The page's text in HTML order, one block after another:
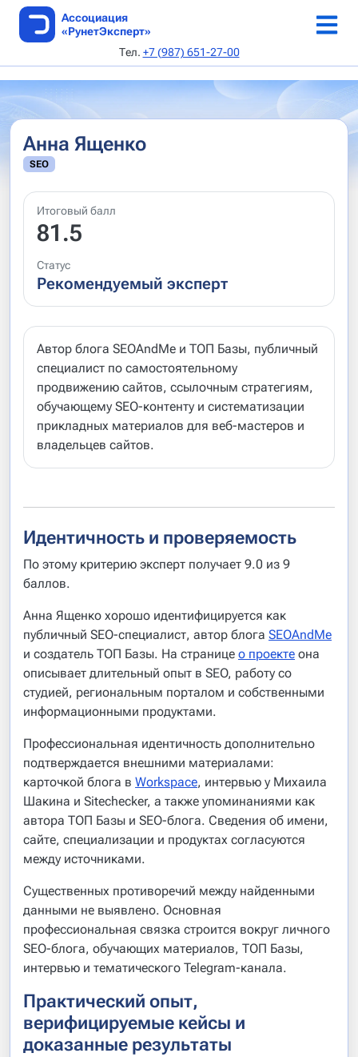
Ассоциация
«РунетЭксперт»
Тел. +7 (987) 651-27-00
Анна Ященко
SEO
Итоговый балл
81.5
Статус
Рекомендуемый эксперт
Автор блога SEOAndMe и ТОП Базы, публичный
специалист по самостоятельному
продвижению сайтов, ссылочным стратегиям,
обучающему SEO-контенту и систематизации
прикладных материалов для веб-мастеров и
владельцев сайтов.
Идентичность и проверяемость
По этому критерию эксперт получает 9.0 из 9
баллов.
Анна Ященко хорошо идентифицируется как
публичный SEO-специалист, автор блога SEOAndMe
и создатель ТОП Базы. На странице о проекте она
описывает длительный опыт в SEO, работу со
студией, региональным порталом и собственными
информационными продуктами.
Профессиональная идентичность дополнительно
подтверждается внешними материалами:
карточкой блога в Workspace, интервью у Михаила
Шакина и Sitechecker, а также упоминаниями как
автора ТОП Базы и SEO-блога. Сведения об имени,
сайте, специализации и продуктах согласуются
между источниками.
Существенных противоречий между найденными
данными не выявлено. Основная
профессиональная связка строится вокруг личного
SEO-блога, обучающих материалов, ТОП Базы,
интервью и тематического Telegram-канала.
Практический опыт,
верифицируемые кейсы и
доказанные результаты
SEO AI специалисты
Архив рейтингов
Архив методик
Критерии
Подать заявку
Апелляция
Каталог веб-студий
Реестр сертификатов
Онлайн-конференция 5-6 июня 2026 г
Выдача сертификата
Как стать автором
Каталог статей
Авторы
Устав
Документы
Кодекс этики
Контакты